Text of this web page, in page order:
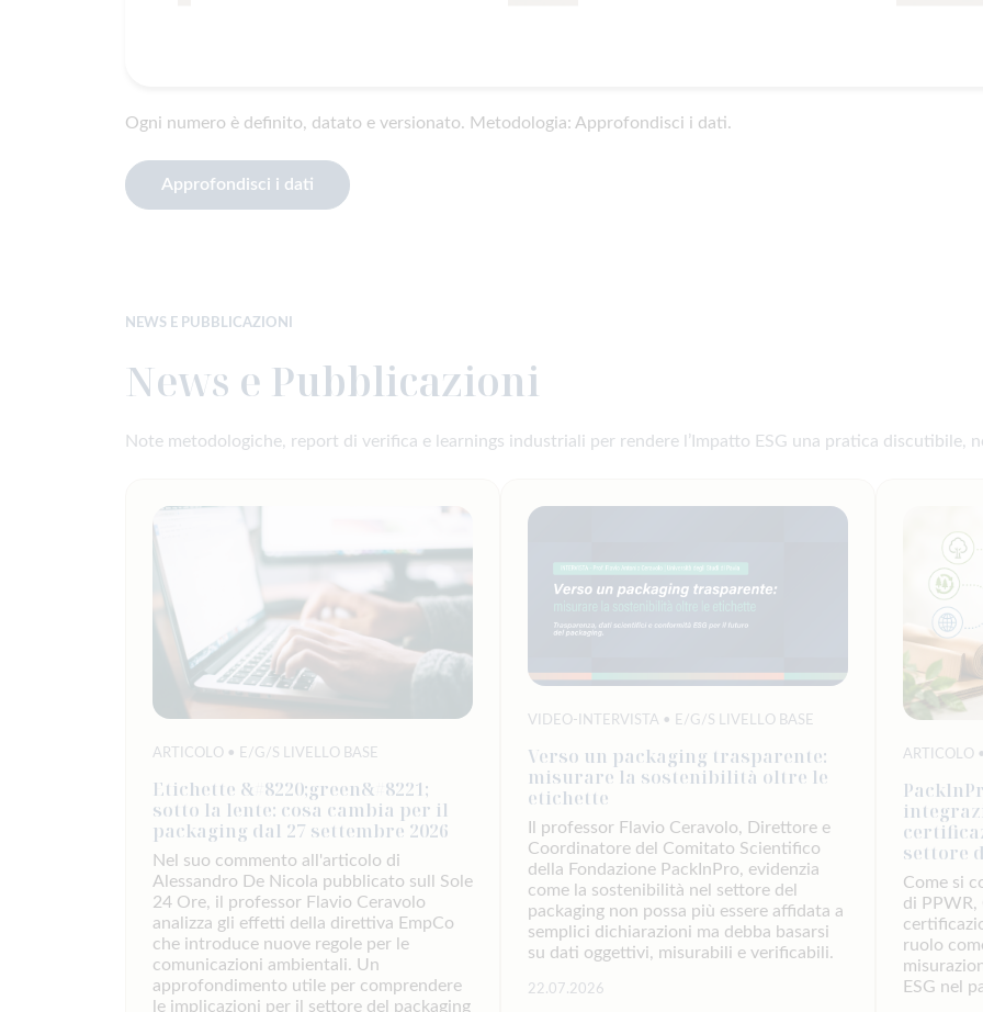
Ogni numero è definito, datato e versionato. Metodologia: Approfondisci i dati.
Approfondisci i dati
NEWS E PUBBLICAZIONI
News e Pubblicazioni
Note metodologiche, report di verifica e learnings industriali per rendere l’Impatto ESG una pratica discutibile,
ARTICOLO • E/G/S LIVELLO BASE
Etichette &#8220;green&#8221;
sotto la lente: cosa cambia per il
packaging dal 27 settembre 2026
Nel suo commento all'articolo di
Alessandro De Nicola pubblicato sull Sole
24 Ore, il professor Flavio Ceravolo
analizza gli effetti della direttiva EmpCo
che introduce nuove regole per le
comunicazioni ambientali. Un
approfondimento utile per comprendere
le implicazioni per il settore del packaging
VIDEO-INTERVISTA • E/G/S LIVELLO BASE
Verso un packaging trasparente:
misurare la sostenibilità oltre le
etichette
Il professor Flavio Ceravolo, Direttore e
Coordinatore del Comitato Scientifico
della Fondazione PackInPro, evidenzia
come la sostenibilità nel settore del
packaging non possa più essere affidata a
semplici dichiarazioni ma debba basarsi
su dati oggettivi, misurabili e verificabili.
22.07.2026
ARTICOLO
settore
Come si
di PPWR,
ruolo
ESG nel